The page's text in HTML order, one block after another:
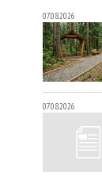
07.08.2026
07.08.2026